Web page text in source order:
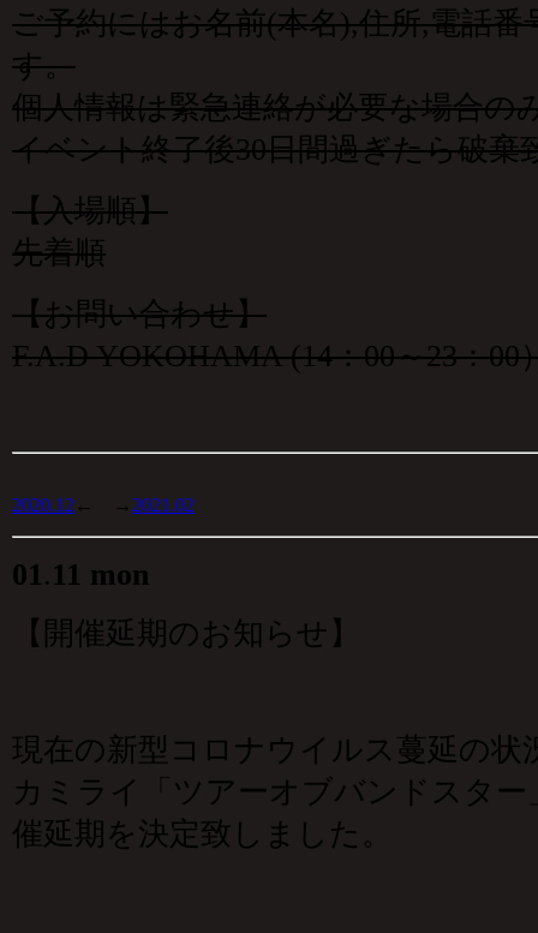
ご予約にはお名前(本名),住所,電話
す。
個人情報は緊急連絡が必要な場合の
イベント終了後30日間過ぎたら破棄
【入場順】
先着順
【お問い合わせ】
F.A.D YOKOHAMA (14：00～23：00
2020.12 ← → 2021.02
01.11 mon
【開催延期のお知らせ】
現在の新型コロナウイルス蔓延の状
カミライ「ツアーオブバンドスター
催延期を決定致しました。